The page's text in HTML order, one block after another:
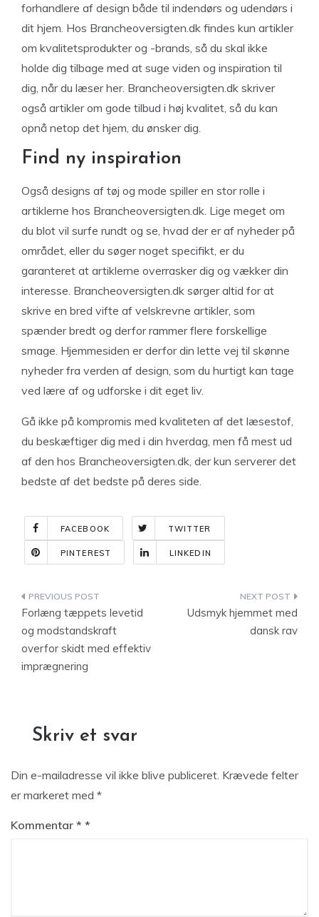
forhandlere af design både til indendørs og udendørs i
dit hjem. Hos Brancheoversigten.dk findes kun artikler
om kvalitetsprodukter og -brands, så du skal ikke
holde dig tilbage med at suge viden og inspiration til
dig, når du læser her. Brancheoversigten.dk skriver
også artikler om gode tilbud i høj kvalitet, så du kan
opnå netop det hjem, du ønsker dig.
Find ny inspiration
Også designs af tøj og mode spiller en stor rolle i
artiklerne hos Brancheoversigten.dk. Lige meget om
du blot vil surfe rundt og se, hvad der er af nyheder på
området, eller du søger noget specifikt, er du
garanteret at artiklerne overrasker dig og vækker din
interesse. Brancheoversigten.dk sørger altid for at
skrive en bred vifte af velskrevne artikler, som
spænder bredt og derfor rammer flere forskellige
smage. Hjemmesiden er derfor din lette vej til skønne
nyheder fra verden af design, som du hurtigt kan tage
ved lære af og udforske i dit eget liv.
Gå ikke på kompromis med kvaliteten af det læsestof,
du beskæftiger dig med i din hverdag, men få mest ud
af den hos Brancheoversigten.dk, der kun serverer det
bedste af det bedste på deres side.
FACEBOOK TWITTER
PINTEREST LINKEDIN
Indlægsnavigation
Forlæng tæppets levetid
og modstandskraft
overfor skidt med effektiv
imprægnering
Udsmyk hjemmet med
dansk rav
Skriv et svar
Din e-mailadresse vil ikke blive publiceret. Krævede felter
er markeret med *
Kommentar *